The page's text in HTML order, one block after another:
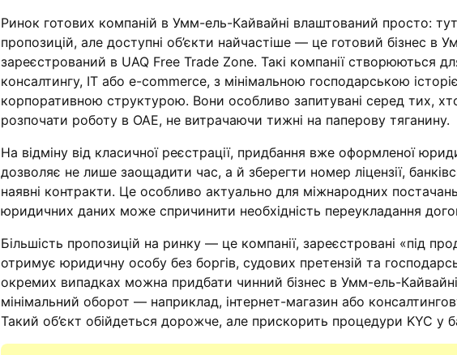
Ринок готових компаній в Умм-ель-Кайвайні влаштований просто:
пропозицій, але доступні об’єкти найчастіше — це готовий бізнес в
зареєстрований в UAQ Free Trade Zone. Такі компанії створюються
консалтингу, IT або e-commerce, з мінімальною господарською
корпоративною структурою. Вони особливо запитувані серед тих,
розпочати роботу в ОАЕ, не витрачаючи тижні на паперову тяганину.
На відміну від класичної реєстрації, придбання вже оформленої
дозволяє не лише заощадити час, а й зберегти номер ліцензії,
наявні контракти. Це особливо актуально для міжнародних
юридичних даних може спричинити необхідність переукладання
Більшість пропозицій на ринку — це компанії, зареєстровані «під
отримує юридичну особу без боргів, судових претензій та
окремих випадках можна придбати чинний бізнес в Умм-ель-
мінімальний оборот — наприклад, інтернет-магазин або
Такий об’єкт обійдеться дорожче, але прискорить процедури KYC у